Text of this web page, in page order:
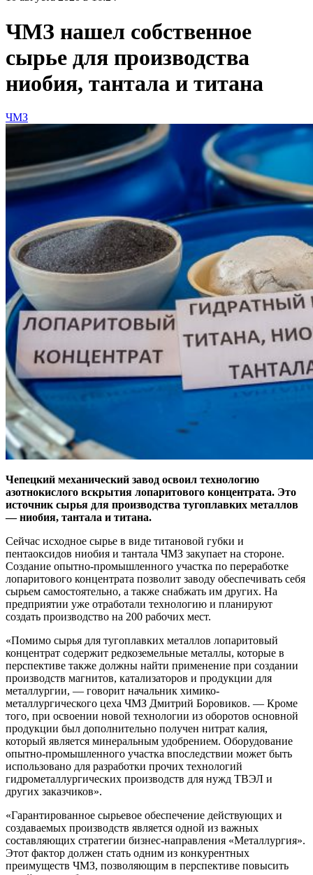
ЧМЗ нашел собственное
сырье для производства
ниобия, тантала и титана
ЧМЗ
Чепецкий механический завод освоил технологию
азотнокислого вскрытия лопаритового концентрата. Это
источник сырья для производства тугоплавких металлов
— ниобия, тантала и титана.
Сейчас исходное сырье в виде титановой губки и
пентаоксидов ниобия и тантала ЧМЗ закупает на стороне.
Создание опытно-промышленного участка по переработке
лопаритового концентрата позволит заводу обеспечивать себя
сырьем самостоятельно, а также снабжать им других. На
предприятии уже отработали технологию и планируют
создать производство на 200 рабочих мест.
«Помимо сырья для тугоплавких металлов лопаритовый
концентрат содержит редкоземельные металлы, которые в
перспективе также должны найти применение при создании
производств магнитов, катализаторов и продукции для
металлургии, — говорит начальник химико-
металлургического цеха ЧМЗ Дмитрий Боровиков. — Кроме
того, при освоении новой технологии из оборотов основной
продукции был дополнительно получен нитрат калия,
который является минеральным удобрением. Оборудование
опытно-промышленного участка впоследствии может быть
использовано для разработки прочих технологий
гидрометаллургических производств для нужд ТВЭЛ и
других заказчиков».
«Гарантированное сырьевое обеспечение действующих и
создаваемых производств является одной из важных
составляющих стратегии бизнес-направления «Металлургия».
Этот фактор должен стать одним из конкурентных
преимуществ ЧМЗ, позволяющим в перспективе повысить